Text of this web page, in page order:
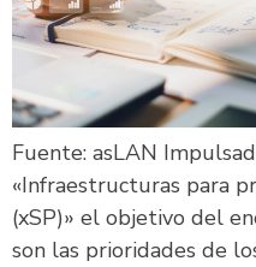
Fuente: asLAN
«Infraestructuras para
(xSP)» el objetivo del
son las prioridades de